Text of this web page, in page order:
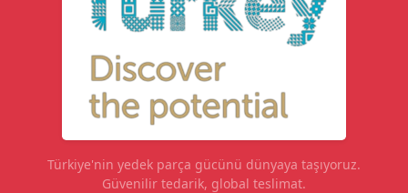
Türkiye'nin yedek parça gücünü dünyaya taşıyoruz.
Güvenilir tedarik, global teslimat.